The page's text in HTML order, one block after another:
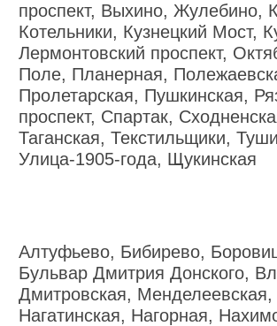
проспект, Выхино, Жулебино,
Котельники, Кузнецкий Мост,
Лермонтовский проспект,
Поле, Планерная,
Пролетарская, Пушкинская,
проспект, Спартак,
Таганская, Текстильщики,
Улица-1905-года, Щукинская
Алтуфьево, Бибирево,
Бульвар Дмитрия Донского,
Дмитровская, Менделеевская,
Нагатинская, Нагорная,